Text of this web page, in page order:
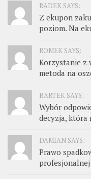
RADEK SAYS:
Z ekupon
poziom. Na
ROMEK SAYS:
Korzystanie z
metoda na
BARTEK SAYS:
Wybór
decyzja, która
DAMIAN SAYS:
Prawo